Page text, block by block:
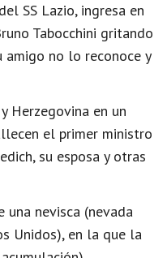
SS Lazio, ingresa en
Tabocchini gritando
amigo no lo reconoce y
Herzegovina en un
el primer ministro
su esposa y otras
una nevisca (nevada
Unidos), en la que la